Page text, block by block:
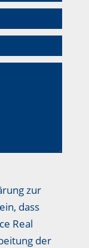
zur
dass
Real
der